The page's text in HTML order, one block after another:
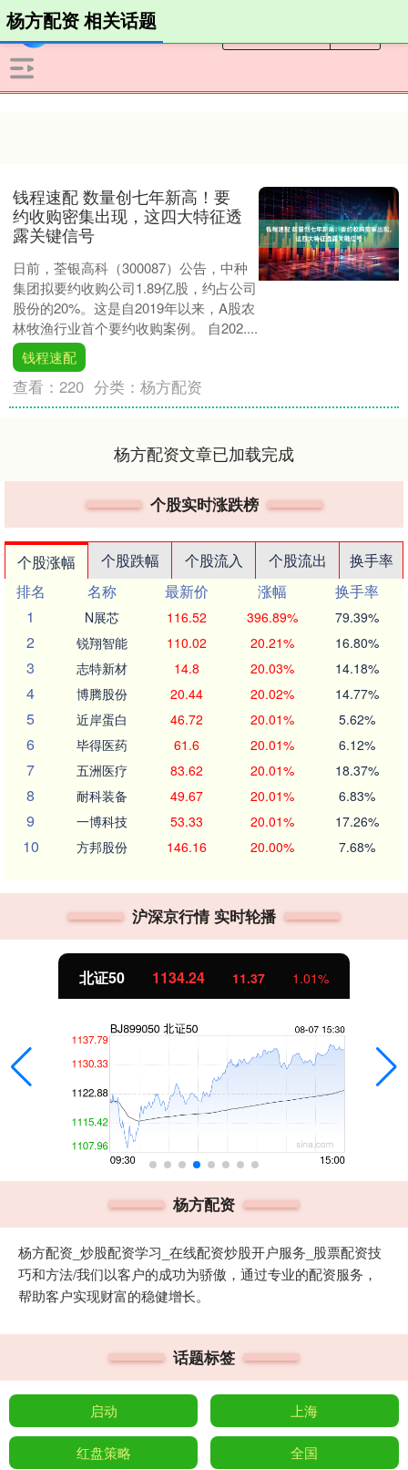
杨方配资 相关话题
钱程速配 数量创七年新高！要
约收购密集出现，这四大特征透
露关键信号
日前，荃银高科（300087）公告，中种
集团拟要约收购公司1.89亿股，约占公司
股份的20%。这是自2019年以来，A股农
林牧渔行业首个要约收购案例。 自202....
钱程速配
查看：220 分类：杨方配资
杨方配资文章已加载完成
个股实时涨跌榜
个股涨幅 个股跌幅 个股流入 个股流出
换手率
排名
名称 最新价 涨幅
换手率
1
N展芯 116.52 396.89% 79.39%
2 锐翔智能 110.02 20.21% 16.80%
3 志特新材 14.8 20.03% 14.18%
4 博腾股份 20.44 20.02% 14.77%
5 近岸蛋白 46.72 20.01% 5.62%
6 毕得医药 61.6 20.01% 6.12%
7 五洲医疗 83.62 20.01% 18.37%
8 耐科装备 49.67 20.01% 6.83%
9 一博科技 53.33 20.01% 17.26%
10 方邦股份 146.16 20.00% 7.68%
沪深京行情 实时轮播
北证50 1134.24 11.37 1.01%
杨方配资
杨方配资_炒股配资学习_在线配资炒股开户服务_股票配资技
巧和方法/我们以客户的成功为骄傲，通过专业的配资服务，
帮助客户实现财富的稳健增长。
话题标签
启动 上海
红盘策略 全国